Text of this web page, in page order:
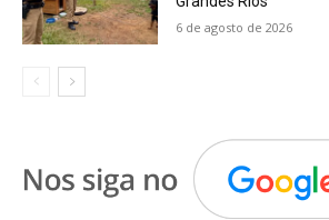
6 de agosto de 2026